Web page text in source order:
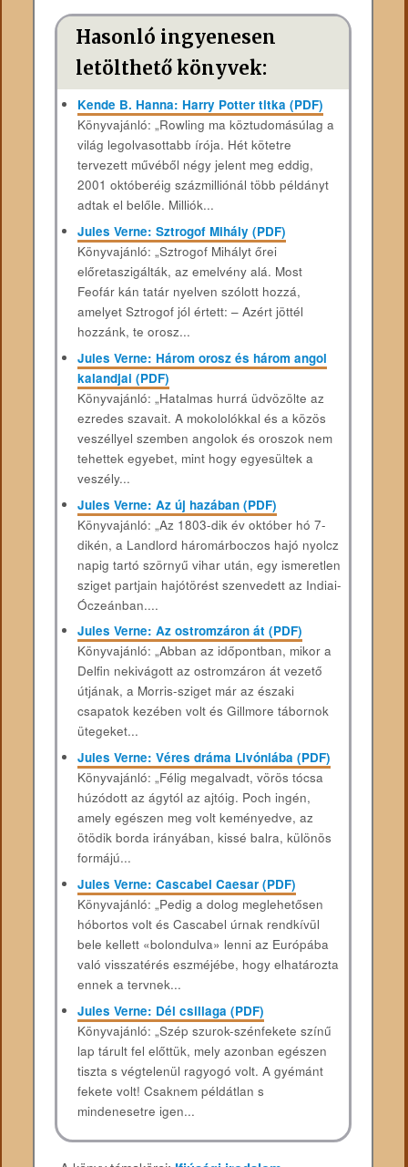
Hasonló ingyenesen
letölthető könyvek:
Kende B. Hanna: Harry Potter titka (PDF)
Könyvajánló: „Rowling ma köztudomásúlag a
világ legolvasottabb írója. Hét kötetre
tervezett művéből négy jelent meg eddig,
2001 októberéig százmilliónál több példányt
adtak el belőle. Milliók...
Jules Verne: Sztrogof Mihály (PDF)
Könyvajánló: „Sztrogof Mihályt őrei
előretaszigálták, az emelvény alá. Most
Feofár kán tatár nyelven szólott hozzá,
amelyet Sztrogof jól értett: – Azért jöttél
hozzánk, te orosz...
Jules Verne: Három orosz és három angol
kalandjai (PDF)
Könyvajánló: „Hatalmas hurrá üdvözölte az
ezredes szavait. A mokololókkal és a közös
veszéllyel szemben angolok és oroszok nem
tehettek egyebet, mint hogy egyesültek a
veszély...
Jules Verne: Az új hazában (PDF)
Könyvajánló: „Az 1803-dik év október hó 7-
dikén, a Landlord háromárboczos hajó nyolcz
napig tartó szörnyű vihar után, egy ismeretlen
sziget partjain hajótörést szenvedett az Indiai-
Óczeánban....
Jules Verne: Az ostromzáron át (PDF)
Könyvajánló: „Abban az időpontban, mikor a
Delfin nekivágott az ostromzáron át vezető
útjának, a Morris-sziget már az északi
csapatok kezében volt és Gillmore tábornok
ütegeket...
Jules Verne: Véres dráma Livóniába (PDF)
Könyvajánló: „Félig megalvadt, vörös tócsa
húzódott az ágytól az ajtóig. Poch ingén,
amely egészen meg volt keményedve, az
ötödik borda irányában, kissé balra, különös
formájú...
Jules Verne: Cascabel Caesar (PDF)
Könyvajánló: „Pedig a dolog meglehetősen
hóbortos volt és Cascabel úrnak rendkívül
bele kellett «bolondulva» lenni az Európába
való visszatérés eszméjébe, hogy elhatározta
ennek a tervnek...
Jules Verne: Dél csillaga (PDF)
Könyvajánló: „Szép szurok-szénfekete színű
lap tárult fel előttük, mely azonban egészen
tiszta s végtelenül ragyogó volt. A gyémánt
fekete volt! Csaknem példátlan s
mindenesetre igen...